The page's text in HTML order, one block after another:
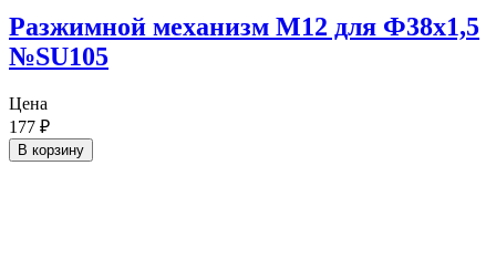
Разжимной механизм М12 для Ф38х1,5
№SU105
Цена
177 ₽
В корзину